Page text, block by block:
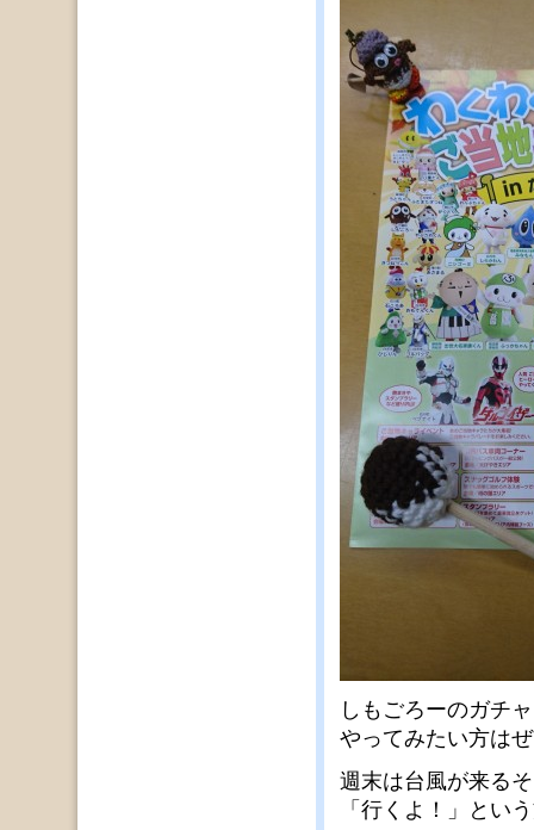
しもごろーのガチ
やってみたい方は
週末は台風が来る
「行くよ！」とい